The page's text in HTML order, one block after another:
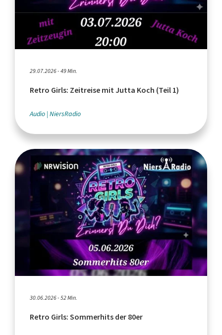
29.07.2026 - 49 Min.
Retro Girls: Zeitreise mit Jutta Koch (Teil 1)
Audio NiersRadio
30.06.2026 - 52 Min.
Retro Girls: Sommerhits der 80er